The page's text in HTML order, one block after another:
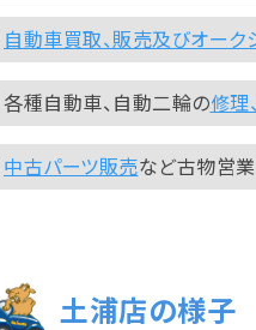
自動車買取、販売及びオーク
各種自動車、自動二輪の修理
中古パーツ販売など古物営
土浦店の様子